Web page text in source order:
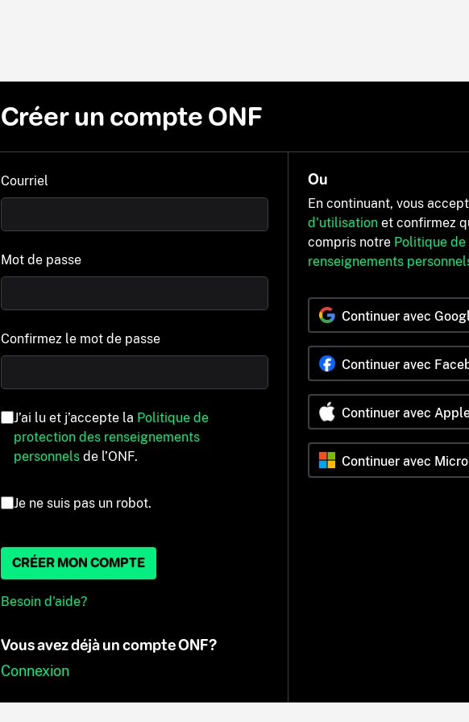
Créer un compte ONF
Courriel
Mot de passe
Confirmez le mot de passe
J’ai lu et j’accepte la Politique de
protection des renseignements
personnelsde l’ONF.
Je ne suis pas un robot.
CRÉER MON COMPTE
Besoin d'aide?
Vous avez déjà un compte ONF?
Connexion
Ou
En continuant, vous
d'utilisation et confirmez
compris notre Politique
renseignements
Continuer avec
Continuer avec
Continuer avec
Continuer avec